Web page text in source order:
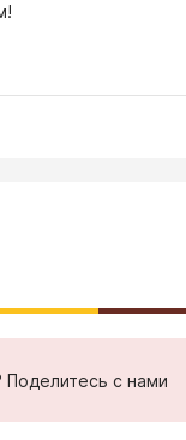
Поделитесь с нами